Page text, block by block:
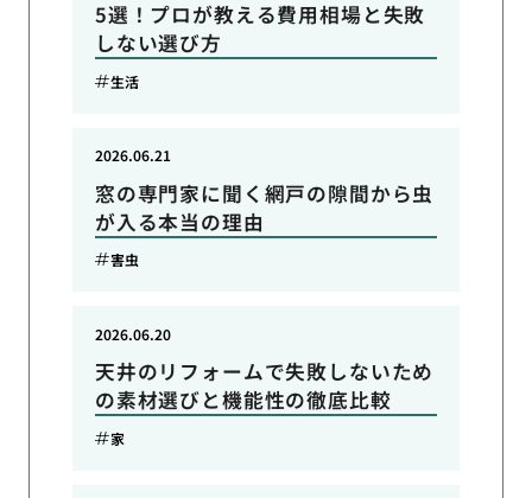
5選！プロが教える費用相場と失敗
しない選び方
生活
窓の専門家に聞く網戸の隙間から虫
が入る本当の理由
2026.06.21
害虫
天井のリフォームで失敗しないため
の素材選びと機能性の徹底比較
2026.06.20
家